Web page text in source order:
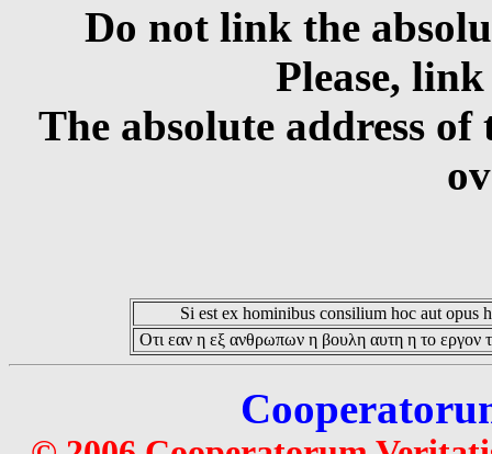
Do not link the
Please,
The absolute address
Si est ex hominibus consilium hoc aut opus
Οτι εαν η εξ ανθρωπων η βουλη αυτη η το εργον